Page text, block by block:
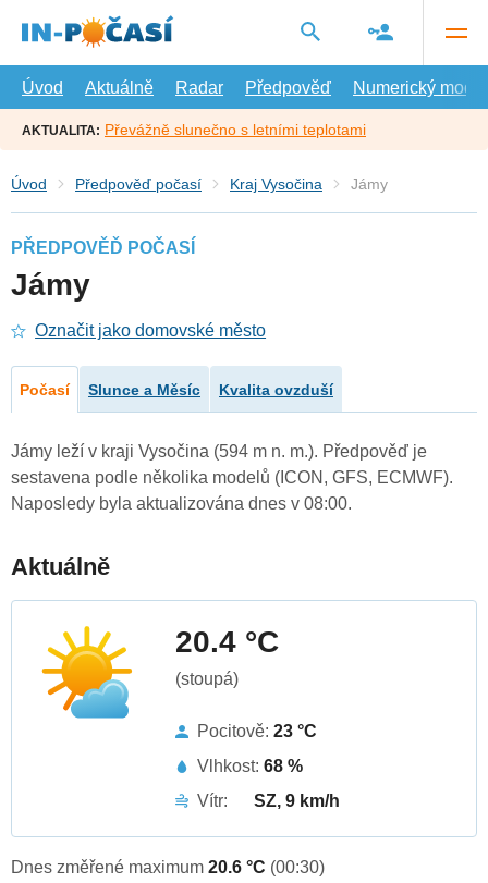
hlavní
Úvod
Aktuálně Radar Předpověď Numerický model
AKTUALITA: Převážně slunečno s letními teplotami
Úvod Předpověď počasí Kraj Vysočina Jámy
PŘEDPOVĚĎ POČASÍ
Jámy
Označit jako domovské město
Počasí Slunce a Měsíc Kvalita ovzduší
Jámy leží v kraji Vysočina (594 m n. m.). Předpověď je
sestavena podle několika modelů (ICON, GFS, ECMWF).
Naposledy byla aktualizována dnes v 08:00.
Aktuálně
20.4 °C
(stoupá)
Pocitově: 23 °C
Vlhkost: 68 %
Vítr:
SZ, 9 km/h
Dnes změřené maximum 20.6 °C (00:30)